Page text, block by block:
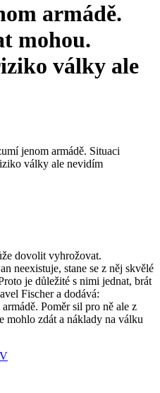
armádě.
mohou.
války ale
dovolit vyhrožovat.
neexistuje, stane se z něj skvělé
je důležité s nimi jednat, brát
Fischer a dodává:
Poměr sil pro ně ale z
mohlo zdát a náklady na válku